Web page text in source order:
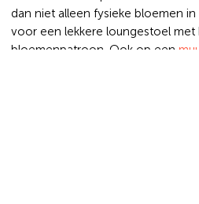
dan niet alleen fysieke bloemen
voor een lekkere loungestoel
bloemenpatroon. Ook op een